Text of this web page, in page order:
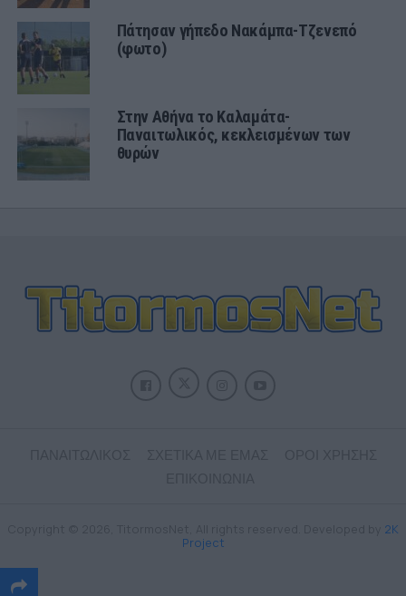
Πάτησαν γήπεδο Νακάμπα-Τζενεπό
(φωτο)
Στην Αθήνα το Καλαμάτα-
Παναιτωλικός, κεκλεισμένων των
θυρών
2K
Project